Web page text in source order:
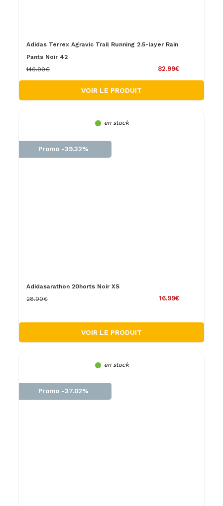
Adidas Terrex Agravic Trail Running 2.5-layer Rain
Pants Noir 42
82.99€
140.00€
VOIR LE PRODUIT
en stock
Promo -39.32%
Adidasarathon 20horts Noir XS
16.99€
28.00€
VOIR LE PRODUIT
en stock
Promo -37.02%